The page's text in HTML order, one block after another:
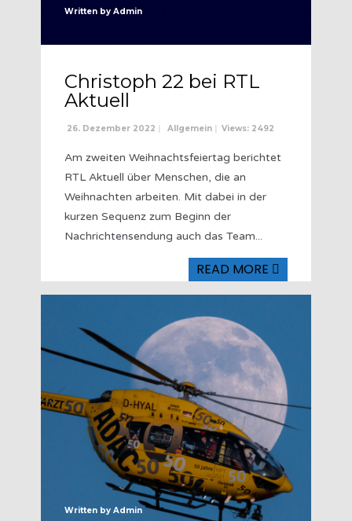
Written by Admin
Christoph 22 bei RTL
Aktuell
26. Dezember 2022 | Allgemein | Views: 2492
Am zweiten Weihnachtsfeiertag berichtet
RTL Aktuell über Menschen, die an
Weihnachten arbeiten. Mit dabei in der
kurzen Sequenz zum Beginn der
Nachrichtensendung auch das Team...
READ MORE
Written by Admin